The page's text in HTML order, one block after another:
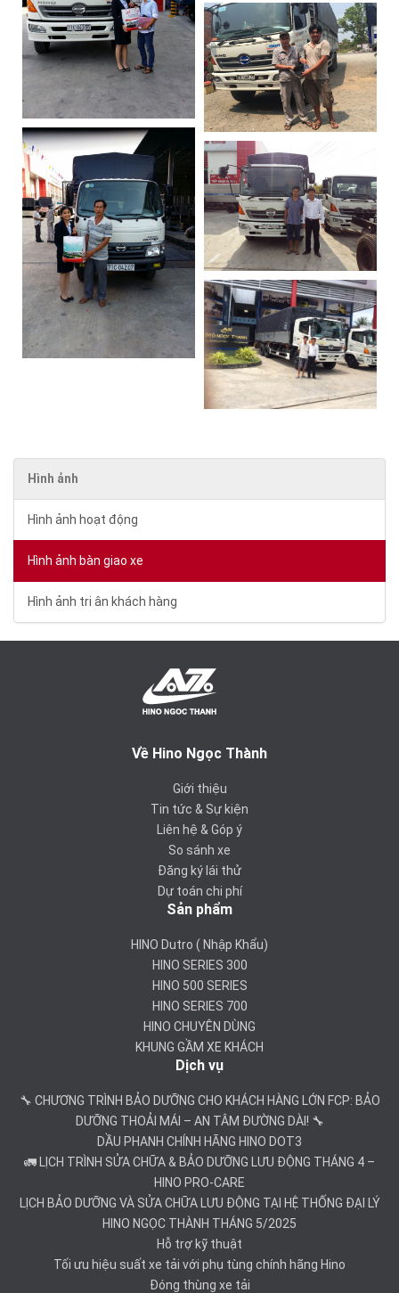
Hình ảnh
Hình ảnh hoạt động
Hình ảnh bàn giao xe
Hình ảnh tri ân khách hàng
Về Hino Ngọc Thành
Giới thiệu
Tin tức & Sự kiện
Liên hệ & Góp ý
So sánh xe
Đăng ký lái thử
Dự toán chi phí
Sản phẩm
HINO Dutro ( Nhập Khẩu)
HINO SERIES 300
HINO 500 SERIES
HINO SERIES 700
HINO CHUYÊN DÙNG
KHUNG GẦM XE KHÁCH
Dịch vụ
🔧 CHƯƠNG TRÌNH BẢO DƯỠNG CHO KHÁCH HÀNG LỚN FCP: BẢO
DƯỠNG THOẢI MÁI – AN TÂM ĐƯỜNG DÀI! 🔧
DẦU PHANH CHÍNH HÃNG HINO DOT3
🚛 LỊCH TRÌNH SỬA CHỮA & BẢO DƯỠNG LƯU ĐỘNG THÁNG 4 –
HINO PRO-CARE
LỊCH BẢO DƯỠNG VÀ SỬA CHỮA LƯU ĐỘNG TẠI HỆ THỐNG ĐẠI LÝ
HINO NGỌC THÀNH THÁNG 5/2025
Hỗ trợ kỹ thuật
Tối ưu hiệu suất xe tải với phụ tùng chính hãng Hino
Đóng thùng xe tải